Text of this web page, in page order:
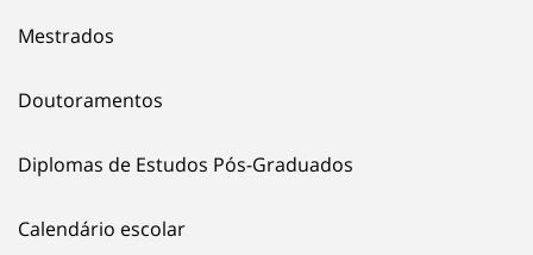
Mestrados
Doutoramentos
Diplomas de Estudos Pós-Graduados
Calendário escolar